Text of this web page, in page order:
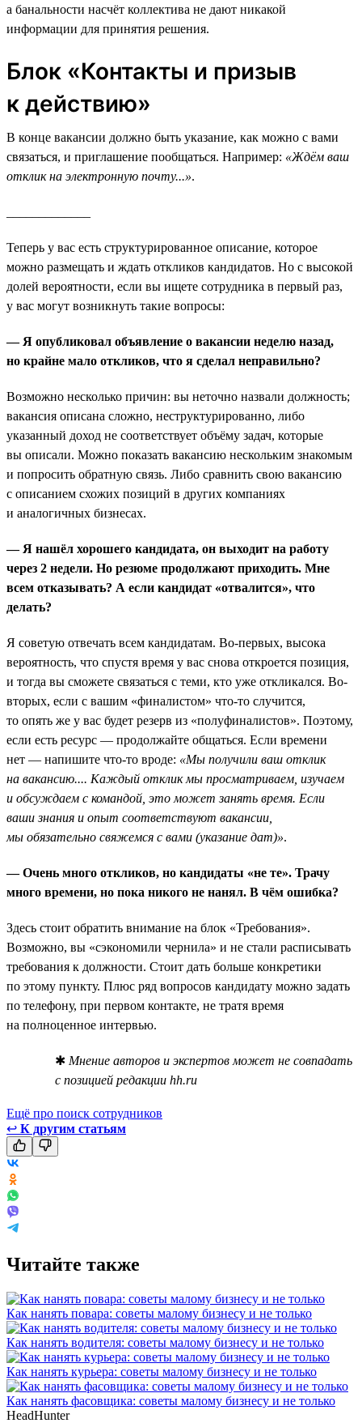
а банальности насчёт коллектива не дают никакой
информации для принятия решения.
Блок «Контакты и призыв
к действию»
В конце вакансии должно быть указание, как можно с вами
связаться, и приглашение пообщаться. Например: «Ждём ваш
отклик на электронную почту...».
Теперь у вас есть структурированное описание, которое
можно размещать и ждать откликов кандидатов. Но с высокой
долей вероятности, если вы ищете сотрудника в первый раз,
у вас могут возникнуть такие вопросы:
— Я опубликовал объявление о вакансии неделю назад,
но крайне мало откликов, что я сделал неправильно?
Возможно несколько причин: вы неточно назвали должность;
вакансия описана сложно, неструктурированно, либо
указанный доход не соответствует объёму задач, которые
вы описали. Можно показать вакансию нескольким знакомым
и попросить обратную связь. Либо сравнить свою вакансию
с описанием схожих позиций в других компаниях
и аналогичных бизнесах.
— Я нашёл хорошего кандидата, он выходит на работу
через 2 недели. Но резюме продолжают приходить. Мне
всем отказывать? А если кандидат «отвалится», что
делать?
Я советую отвечать всем кандидатам. Во-первых, высока
вероятность, что спустя время у вас снова откроется позиция,
и тогда вы сможете связаться с теми, кто уже откликался. Во-
вторых, если с вашим «финалистом» что-то случится,
то опять же у вас будет резерв из «полуфиналистов». Поэтому,
если есть ресурс — продолжайте общаться. Если времени
нет — напишите что-то вроде: «Мы получили ваш отклик
на вакансию.... Каждый отклик мы просматриваем, изучаем
и обсуждаем с командой, это может занять время. Если
ваши знания и опыт соответствуют вакансии,
мы обязательно свяжемся с вами (указание дат)».
— Очень много откликов, но кандидаты «не те». Трачу
много времени, но пока никого не нанял. В чём ошибка?
Здесь стоит обратить внимание на блок «Требования».
Возможно, вы «сэкономили чернила» и не стали расписывать
требования к должности. Стоит дать больше конкретики
по этому пункту. Плюс ряд вопросов кандидату можно задать
по телефону, при первом контакте, не тратя время
на полноценное интервью.
✱ Мнение авторов и экспертов может не совпадать
с позицией редакции hh.ru
Ещё про поиск сотрудников
↩ К другим статьям
Читайте также
Как нанять повара: советы малому бизнесу и не только
Как нанять водителя: советы малому бизнесу и не только
Как нанять курьера: советы малому бизнесу и не только
Как нанять фасовщика: советы малому бизнесу и не только
HeadHunter